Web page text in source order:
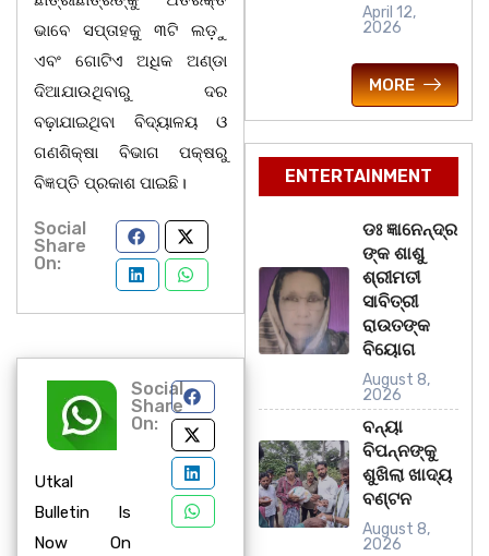
ଭାବେ ସପ୍ତାହକୁ ୩ଟି ଲଡ଼ୁ
ଏବଂ ଗୋଟିଏ ଅଧିକ ଅଣ୍ଡା
ଦିଆଯାଉଥିବାରୁ ଦର
ବଢ଼ାଯାଇଥିବା ବିଦ୍ୟାଳୟ ଓ
ଗଣଶିକ୍ଷା ବିଭାଗ ପକ୍ଷରୁ
ବିଜ୍ଞପ୍ତି ପ୍ରକାଶ ପାଇଛି।
Social
Share
On:
Utkal
Bulletin Is
Now On
Social
Share
On:
April 12,
2026
MORE
ENTERTAINMENT
ଡଃ ଜ୍ଞାନେନ୍ଦ୍ର
ଙ୍କ ଶାଶୁ
ଶ୍ରୀମତୀ
ସାବିତ୍ରୀ
ରାଉତଙ୍କ
ବିୟୋଗ
August 8,
2026
ବନ୍ୟା
ବିପନ୍ନଙ୍କୁ
ଶୁଖିଲା ଖାଦ୍ୟ
ବଣ୍ଟନ
August 8,
2026